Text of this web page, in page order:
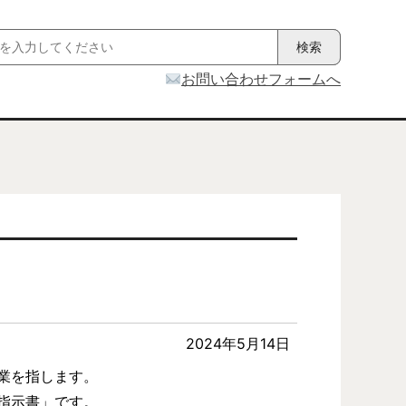
お問い合わせフォームへ
2024年5月14日
指します。
書」です。